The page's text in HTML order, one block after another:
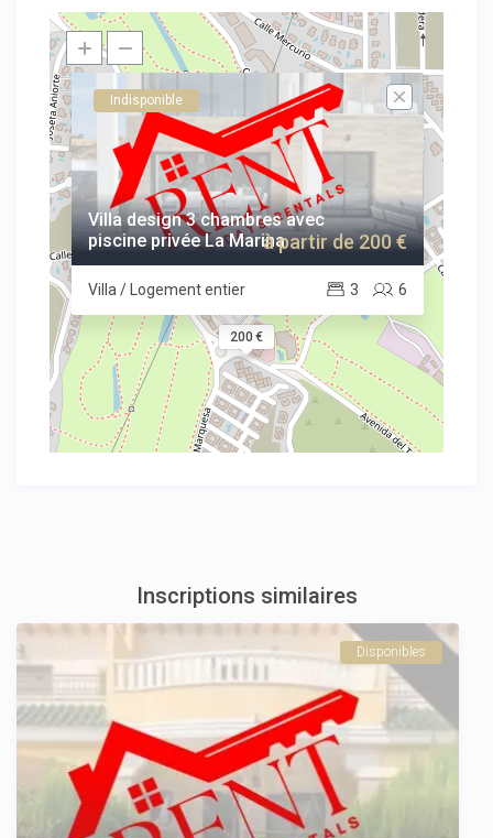
200 €
Indisponible
Villa design 3 chambres avec
piscine privée La Marina
Villa / Logement entier 6
3
à partir de 200 €
Inscriptions similaires
Disponibles